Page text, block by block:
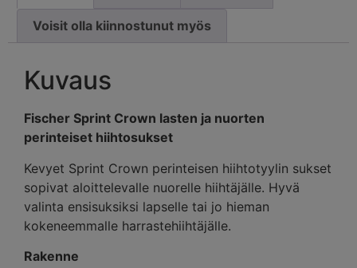
Voisit olla kiinnostunut myös
Kuvaus
Fischer Sprint Crown lasten ja nuorten
perinteiset hiihtosukset
Kevyet Sprint Crown perinteisen hiihtotyylin sukset
sopivat aloittelevalle nuorelle hiihtäjälle. Hyvä
valinta ensisuksiksi lapselle tai jo hieman
kokeneemmalle harrastehiihtäjälle.
Rakenne